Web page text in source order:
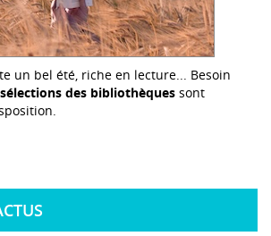
un bel été, riche en lecture... Besoin
sélections des bibliothèques sont